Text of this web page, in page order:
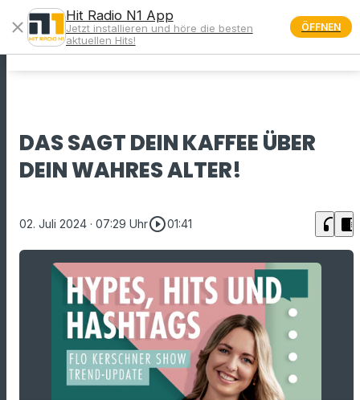
menu
DAS SAGT DEIN KAFFEE ÜBER
DEIN WAHRES ALTER!
02. Juli 2024 · 07:29 Uhrplay_circle_outline01:41 headphones chrome_reader_mode
close
Hit Radio N1 App
Jetzt installieren und höre die besten
aktuellen Hits!
ÖFFNEN